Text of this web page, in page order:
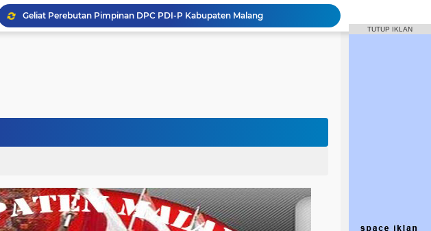
Geliat Perebutan Pimpinan DPC PDI-P Kabupaten Malang
Jalan Gondanglegi-Balekambang Berubah Jadi Jalan Nasional, Dewanti Rumpoko Beber Dampaknya [NUSANTARANEW.CO]
Hasto Kembali Jabat Sekjen PDIP
TUTUP IKLAN